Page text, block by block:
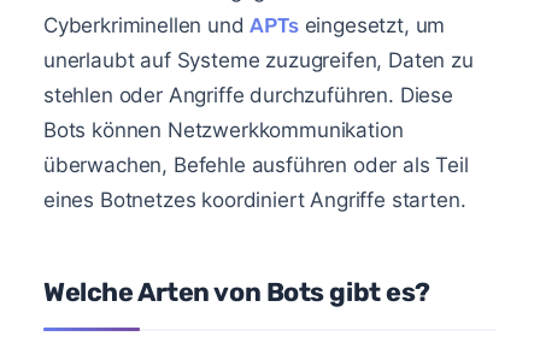
Cyberkriminellen undAPTseingesetzt, um
unerlaubt auf Systeme zuzugreifen, Daten zu
stehlen oder Angriffe durchzuführen. Diese
Bots können Netzwerkkommunikation
überwachen, Befehle ausführen oder als Teil
eines Botnetzes koordiniert Angriffe starten.
Welche Arten von Bots gibt es?